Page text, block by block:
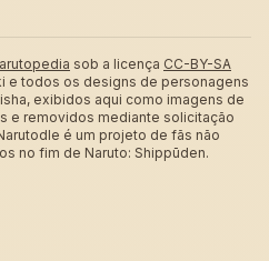
sob a licença CC-BY-SA
e todos os designs de personagens
exibidos aqui como imagens de
e removidos mediante solicitação
é um projeto de fãs não
no fim de Naruto: Shippūden.